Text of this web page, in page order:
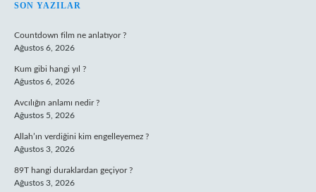
SIDEBAR
SON YAZILAR
Countdown film ne anlatıyor ?
Ağustos 6, 2026
Kum gibi hangi yıl ?
Ağustos 6, 2026
Avcılığın anlamı nedir ?
Ağustos 5, 2026
Allah’ın verdiğini kim engelleyemez ?
Ağustos 3, 2026
89T hangi duraklardan geçiyor ?
Ağustos 3, 2026